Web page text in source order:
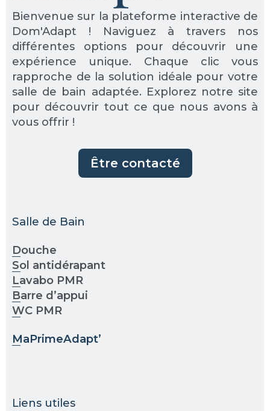
Bienvenue sur la plateforme interactive de
Dom'Adapt ! Naviguez à travers nos
différentes options pour découvrir une
expérience unique. Chaque clic vous
rapproche de la solution idéale pour votre
salle de bain adaptée. Explorez notre site
pour découvrir tout ce que nous avons à
vous offrir !
Être contacté
Salle de Bain
Douche
Sol antidérapant
Lavabo PMR
Barre d’appui
WC PMR
MaPrimeAdapt’
Liens utiles